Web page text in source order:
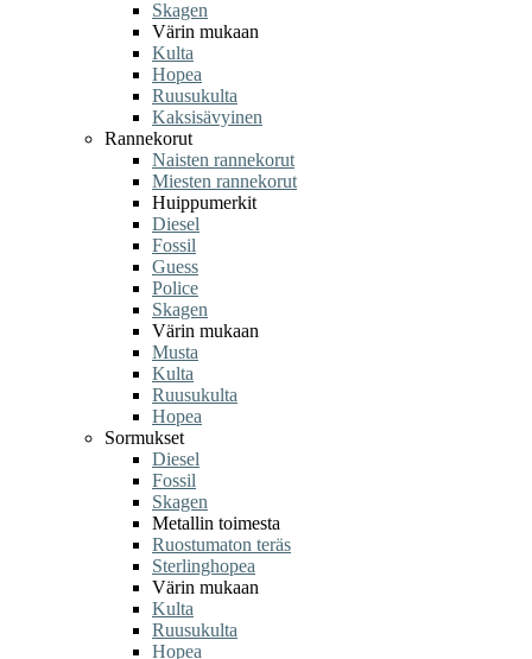
Skagen
Värin mukaan
Kulta
Hopea
Ruusukulta
Kaksisävyinen
Rannekorut
Naisten rannekorut
Miesten rannekorut
Huippumerkit
Diesel
Fossil
Guess
Police
Skagen
Värin mukaan
Musta
Kulta
Ruusukulta
Hopea
Sormukset
Diesel
Fossil
Skagen
Metallin toimesta
Ruostumaton teräs
Sterlinghopea
Värin mukaan
Kulta
Ruusukulta
Hopea